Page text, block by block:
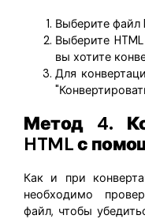
Выберите файл
Выберите
вы хотите
Для
Метод 4.
HTML с
Как и при
необходимо
файл, чтобы